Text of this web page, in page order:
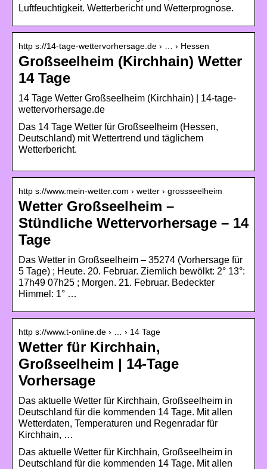
Luftfeuchtigkeit. Wetterbericht und Wetterprognose.
http s://14-tage-wettervorhersage.de › … › Hessen
Großseelheim (Kirchhain) Wetter
14 Tage
14 Tage Wetter Großseelheim (Kirchhain) | 14-tage-
wettervorhersage.de
Das 14 Tage Wetter für Großseelheim (Hessen,
Deutschland) mit Wettertrend und täglichem
Wetterbericht.
http s://www.mein-wetter.com › wetter › grossseelheim
Wetter Großseelheim –
Stündliche Wettervorhersage – 14
Tage
Das Wetter in Großseelheim – 35274 (Vorhersage für
5 Tage) ; Heute. 20. Februar. Ziemlich bewölkt: 2° 13°:
17h49 07h25 ; Morgen. 21. Februar. Bedeckter
Himmel: 1° …
http s://www.t-online.de › … › 14 Tage
Wetter für Kirchhain,
Großseelheim | 14-Tage
Vorhersage
Das aktuelle Wetter für Kirchhain, Großseelheim in
Deutschland für die kommenden 14 Tage. Mit allen
Wetterdaten, Temperaturen und Regenradar für
Kirchhain, …
Das aktuelle Wetter für Kirchhain, Großseelheim in
Deutschland für die kommenden 14 Tage. Mit allen